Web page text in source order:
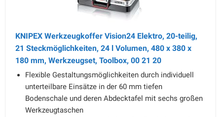
KNIPEX Werkzeugkoffer Vision24 Elektro, 20-teilig,
21 Steckmöglichkeiten, 24 l Volumen, 480 x 380 x
180 mm, Werkzeugset, Toolbox, 00 21 20
Flexible Gestaltungsmöglichkeiten durch individuell
unterteilbare Einsätze in der 60 mm tiefen
Bodenschale und deren Abdecktafel mit sechs großen
Werkzeugtaschen